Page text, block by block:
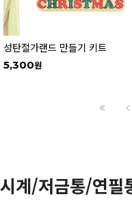
성탄절가랜드 만들기 키트
5,300
시계/저금통/연필